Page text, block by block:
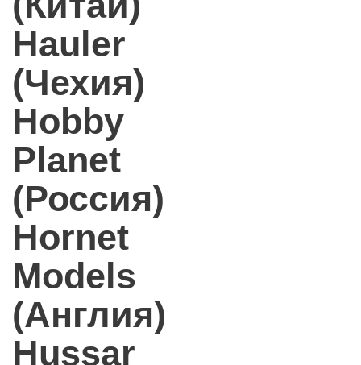
Hauler
(Чехия)
Hobby
Planet
(Россия)
Hornet
Models
(Англия)
Hussar